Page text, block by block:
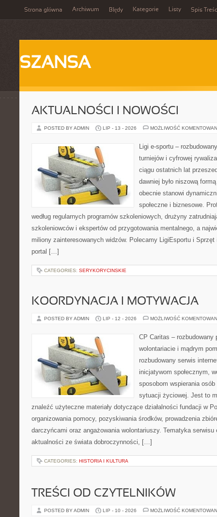
Strona główna Archiwum Błędy Kategorie Listy Spis
SZANSA
AKTUALNOŚCI I NOWOŚCI
POSTED BY ADMIN LIP - 13 - 2026 MOŻLIWOŚĆ
Ligi e-sportu –
turniejów i cyfrowej
ciągu ostatnich lat
dawniej było niszową
obecnie stanowi
społeczne i biznesowe.
według regularnych programów szkoleniowych, drużyny
szkoleniowców i ekspertów od przygotowania mentalnego, a
miliony zainteresowanych widzów. Polecamy LigiEsportu i
portal […]
CATEGORIES: SERYKORYCINSKIE
KOORDYNACJA I MOTYWACJA
POSTED BY ADMIN LIP - 12 - 2026 MOŻLIWOŚĆ
CP Caritas – rozbudowany
wolontariacie i mądrym
rozbudowany serwis
inicjatywom społecznym,
sposobom wspierania
sytuacji życiowej. Jest to
znaleźć użyteczne materiały dotyczące działalności fundacji w
organizowania pomocy, pozyskiwania środków, prowadzenia
darczyńcami oraz angażowania wolontariuszy. Tematyka
aktualności ze świata dobroczynności, […]
CATEGORIES: HISTORIA I KULTURA
TREŚCI OD CZYTELNIKÓW
POSTED BY ADMIN LIP - 10 - 2026 MOŻLIWOŚĆ